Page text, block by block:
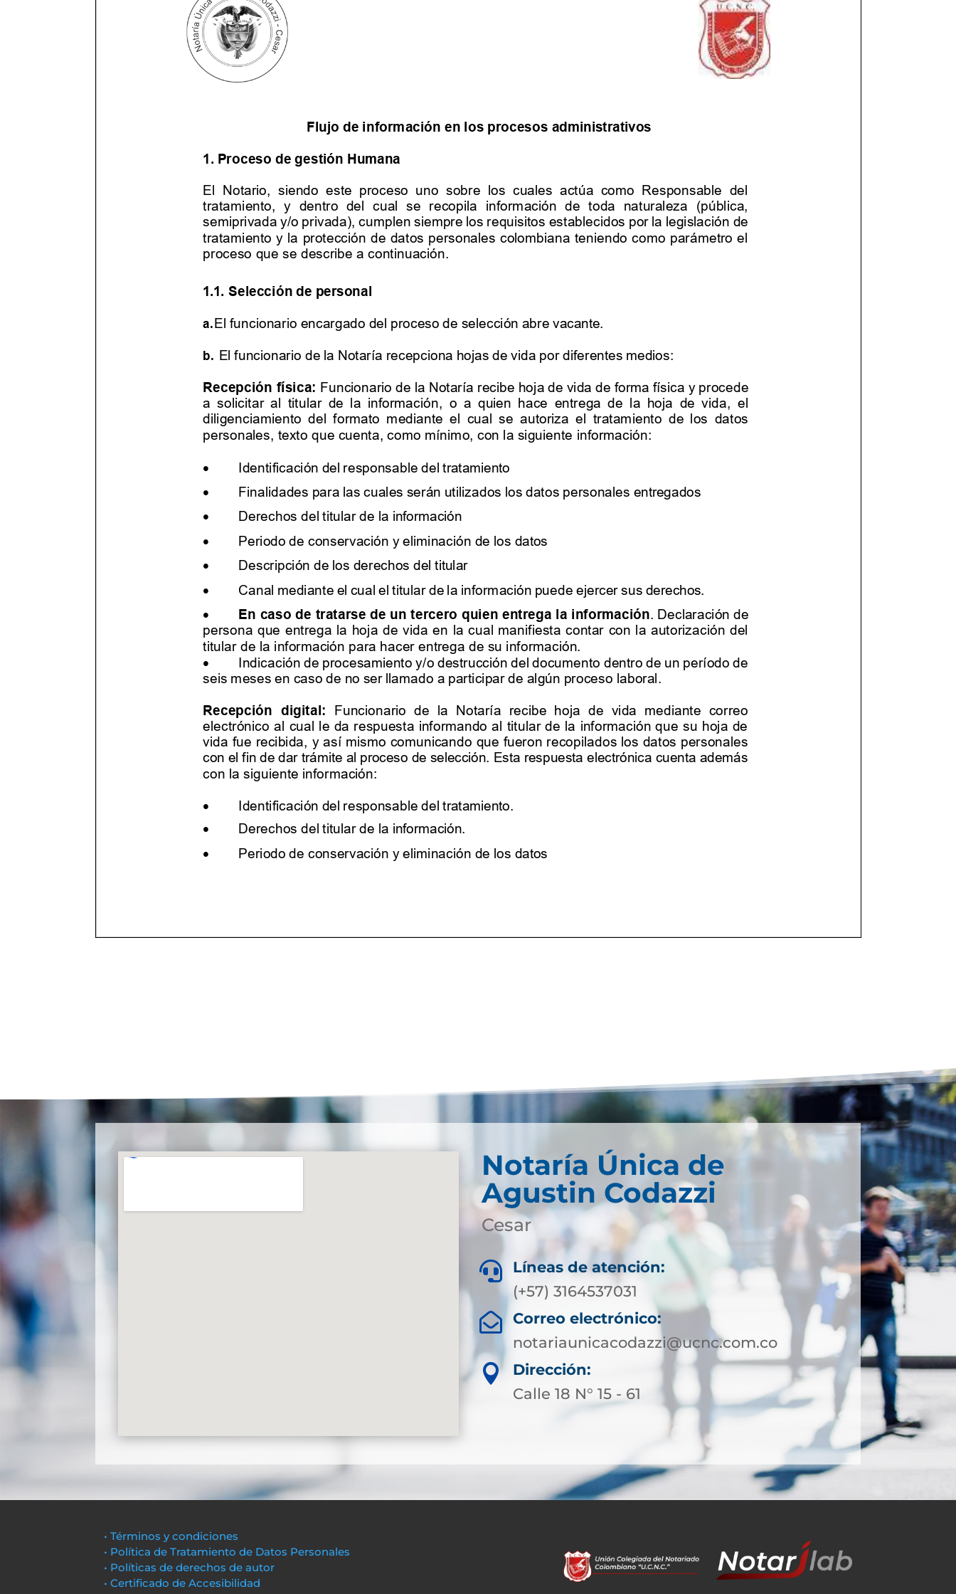
Notaría Única de
Agustin Codazzi
Cesar

Líneas de atención:
(+57) 3164537031

Correo electrónico:
notariaunicacodazzi@ucnc.com.co

Dirección:
Calle 18 N° 15 - 61
• Términos y condiciones
• Política de Tratamiento de Datos Personales
• Políticas de derechos de autor
• Certificado de Accesibilidad